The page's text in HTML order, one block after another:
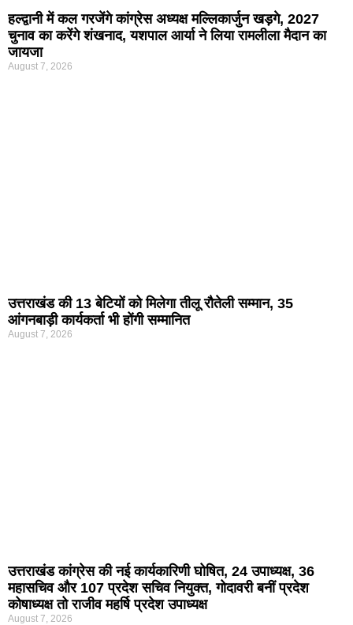
हल्द्वानी में कल गरजेंगे कांग्रेस अध्यक्ष मल्लिकार्जुन खड़गे, 2027
चुनाव का करेंगे शंखनाद, यशपाल आर्या ने लिया रामलीला मैदान का
जायजा
August 7, 2026
उत्तराखंड की 13 बेटियों को मिलेगा तीलू रौतेली सम्मान, 35
आंगनबाड़ी कार्यकर्ता भी होंगी सम्मानित
August 7, 2026
उत्तराखंड कांग्रेस की नई कार्यकारिणी घोषित, 24 उपाध्यक्ष, 36
महासचिव और 107 प्रदेश सचिव नियुक्त, गोदावरी बनीं प्रदेश
कोषाध्यक्ष तो राजीव महर्षि प्रदेश उपाध्यक्ष
August 7, 2026